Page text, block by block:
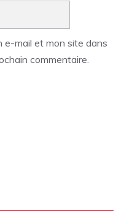
e-mail et mon site dans
commentaire.